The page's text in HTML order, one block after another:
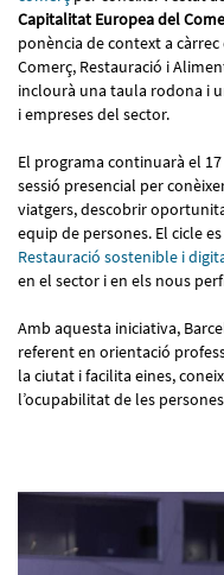
Capitalitat Europea del
ponència de context a
Comerç, Restauració i
inclourà una taula rodona i
i empreses del sector.
El programa continuarà el
sessió presencial per
viatgers, descobrir
equip de persones. El cicle
Restauració sostenible i
en el sector i en els nous
Amb aquesta iniciativa,
referent en orientació
la ciutat i facilita eines,
l’ocupabilitat de les